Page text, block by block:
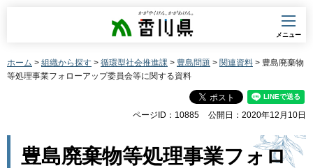
香川県
メニュー
ホーム > 組織から探す > 循環型社会推進課 > 豊島問題 > 関連資料 > 豊島廃棄物
等処理事業フォローアップ委員会等に関する資料
ページID：10885 公開日：2020年12月10日
豊島廃棄物等処理事業フォロ